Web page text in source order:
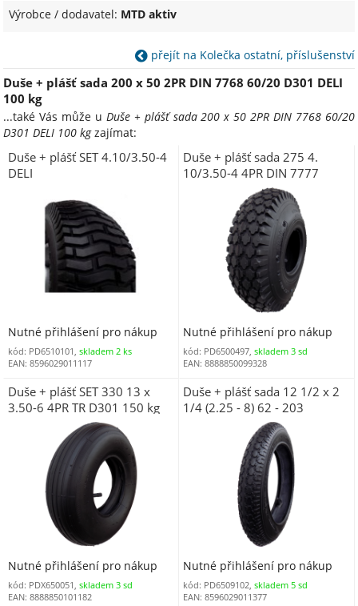
Výrobce / dodavatel: MTD aktiv
přejít na Kolečka ostatní, příslušenství
Duše + plášť sada 200 x 50 2PR DIN 7768 60/20 D301 DELI
100 kg
...také Vás může u Duše + plášť sada 200 x 50 2PR DIN 7768 60/20
D301 DELI 100 kgzajímat:
Duše + plášť SET 4.10/3.50-4
DELI
Nutné přihlášení pro nákup
kód: PD6510101, skladem 2 ks
EAN: 8596029011117
Duše + plášť sada 275 4.
10/3.50-4 4PR DIN 7777
90/90 D303 DELI 200 kg
Nutné přihlášení pro nákup
kód: PD6500497,skladem 3 sd
EAN: 8888850099328
Duše + plášť SET 330 13 x
3.50-6 4PR TR D301 150 kg
Nutné přihlášení pro nákup
kód: PDX650051, skladem 3 sd
EAN: 8888850101182
Duše + plášť sada 12 1/2 x 2
1/4 (2.25 - 8) 62 - 203
AV35/Schrader DELI 50 kg
Nutné přihlášení pro nákup
kód: PD6509102,skladem 5 sd
EAN: 8596029011377